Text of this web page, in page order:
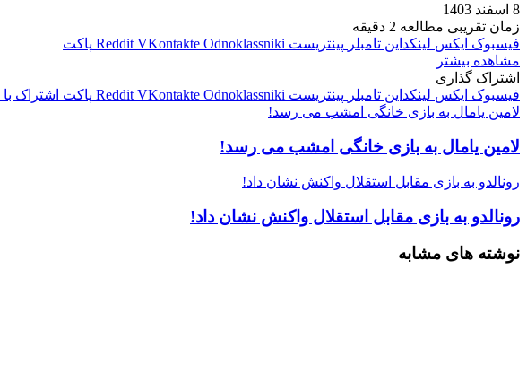
8 اسفند 1403
زمان تقریبی مطالعه 2 دقیقه
فیسبوک ایکس لینکداین تامبلر پینتریست Reddit VKontakte Odnoklassniki
پاکت
مشاهده بیشتر
اشتراک گذاری
فیسبوک ایکس لینکداین تامبلر پینتریست Reddit VKontakte Odnoklassniki پاکت اشتراک با
لامین یامال به بازی خانگی امشب می رسد!
لامین یامال به بازی خانگی امشب می رسد!
رونالدو به بازی مقابل استقلال واکنش نشان داد!
رونالدو به بازی مقابل استقلال واکنش نشان داد!
نوشته های مشابه